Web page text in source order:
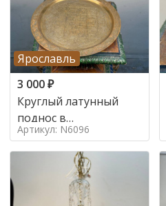
Ярославль
3 000₽
Круглый латунный
поднос в
марокканском стиле в
стиле
Артикул: N6096